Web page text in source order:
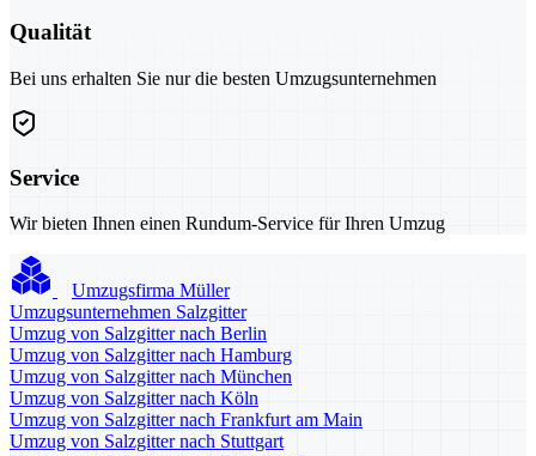
Qualität
Bei uns erhalten Sie nur die besten Umzugsunternehmen
Service
Wir bieten Ihnen einen Rundum-Service für Ihren Umzug
Umzugsfirma Müller
Umzugsunternehmen Salzgitter
Umzug von Salzgitter nach Berlin
Umzug von Salzgitter nach Hamburg
Umzug von Salzgitter nach München
Umzug von Salzgitter nach Köln
Umzug von Salzgitter nach Frankfurt am Main
Umzug von Salzgitter nach Stuttgart